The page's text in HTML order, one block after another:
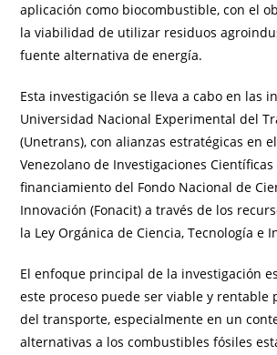
aplicación como biocombustible, con el
la viabilidad de utilizar residuos
fuente alternativa de energía.
Esta investigación se lleva a cabo en las
Universidad Nacional Experimental del
(Unetrans), con alianzas estratégicas en
Venezolano de Investigaciones Científicas
financiamiento del Fondo Nacional de
Innovación (Fonacit) a través de los
la Ley Orgánica de Ciencia, Tecnología e
El enfoque principal de la investigación
este proceso puede ser viable y rentable
del transporte, especialmente en un
alternativas a los combustibles fósiles